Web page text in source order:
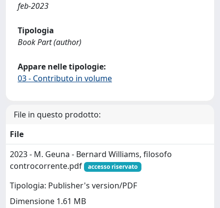
feb-2023
Tipologia
Book Part (author)
Appare nelle tipologie:
03 - Contributo in volume
File in questo prodotto:
File
2023 - M. Geuna - Bernard Williams, filosofo
controcorrente.pdf
accesso riservato
Tipologia: Publisher's version/PDF
Dimensione 1.61 MB